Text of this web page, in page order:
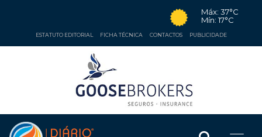
Máx: 37°C
Mín: 17°C
ESTATUTO EDITORIAL FICHA TÉCNICA CONTACTOS PUBLICIDADE